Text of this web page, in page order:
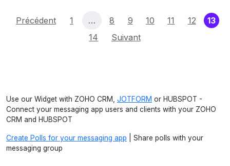
Précédent 1 … 8 9 10 11 12 13
14
Suivant
Use our Widget with ZOHO CRM, JOTFORM or HUBSPOT -
Connect your messaging app users and clients with your ZOHO
CRM and HUBSPOT
Create Polls for your messaging app | Share polls with your
messaging group